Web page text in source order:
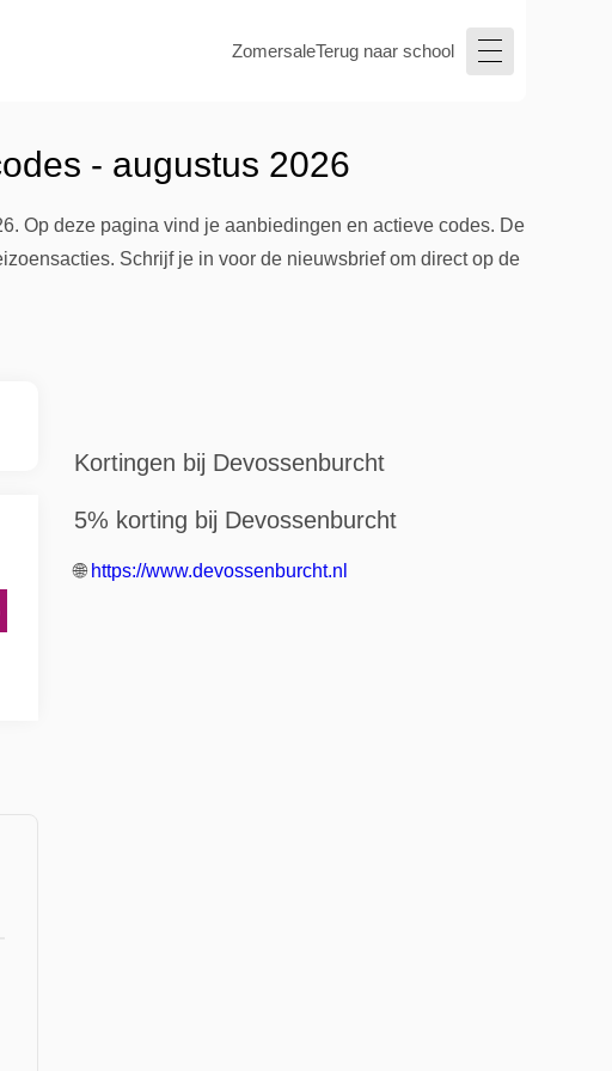
ZomersaleTerug naar school
- augustus 2026
Op deze pagina vind je aanbiedingen en actieve codes. De
Schrijf je in voor de nieuwsbrief om direct op de
Kortingen bij Devossenburcht
5% korting bij Devossenburcht
🌐 https://www.devossenburcht.nl